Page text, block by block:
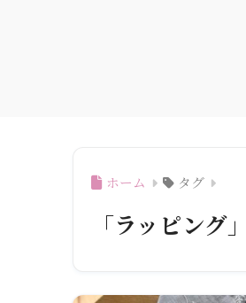
ホーム タグ
「ラッピング